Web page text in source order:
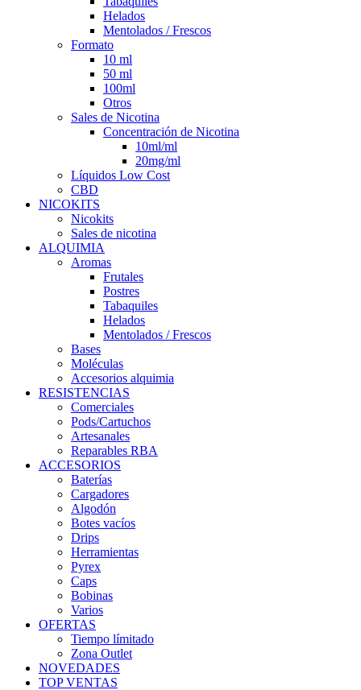
Helados
Mentolados / Frescos
Formato
10 ml
50 ml
100ml
Otros
Sales de Nicotina
Concentración de Nicotina
10ml/ml
20mg/ml
Líquidos Low Cost
CBD
NICOKITS
Nicokits
Sales de nicotina
ALQUIMIA
Aromas
Frutales
Postres
Tabaquiles
Helados
Mentolados / Frescos
Bases
Moléculas
Accesorios alquimia
RESISTENCIAS
Comerciales
Pods/Cartuchos
Artesanales
Reparables RBA
ACCESORIOS
Baterías
Cargadores
Algodón
Botes vacíos
Drips
Herramientas
Pyrex
Caps
Bobinas
Varios
OFERTAS
Tiempo límitado
Zona Outlet
NOVEDADES
TOP VENTAS